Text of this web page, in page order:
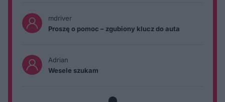
mdriver
Proszę o pomoc – zgubiony klucz do auta
Adrian
Wesele szukam